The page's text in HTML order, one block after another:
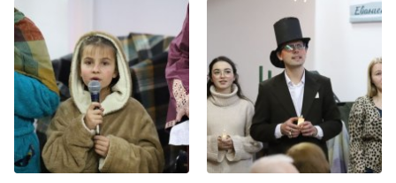
Видео Воскресной школы
Фото
Видео
Архив
Пожертвования